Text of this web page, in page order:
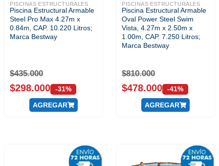
PISCINAS ESTRUCTURALES
Piscina Estructural Armable
Steel Pro Max 4.27m x
0.84m, CAP. 10.220 Litros;
Marca Bestway
$435.000
$298.000 -31%
AGREGAR
PISCINAS ESTRUCTURALES
Piscina Estructural Armable
Oval Power Steel Swim
Vista, 4.27m x 2.50m x
1.00m, CAP. 7.250 Litros;
Marca Bestway
$810.000
$478.000 -41%
AGREGAR